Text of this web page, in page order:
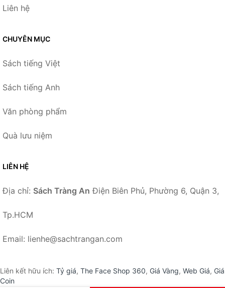
Liên hệ
CHUYÊN MỤC
Sách tiếng Việt
Sách tiếng Anh
Văn phòng phẩm
Quà lưu niệm
LIÊN HỆ
Địa chỉ: Sách Tràng An Điện Biên Phủ, Phường 6, Quận 3,
Tp.HCM
Email: lienhe@sachtrangan.com
Liên kết hữu ích: Tỷ giá, The Face Shop 360, Giá Vàng, Web Giá, Giá
Coin